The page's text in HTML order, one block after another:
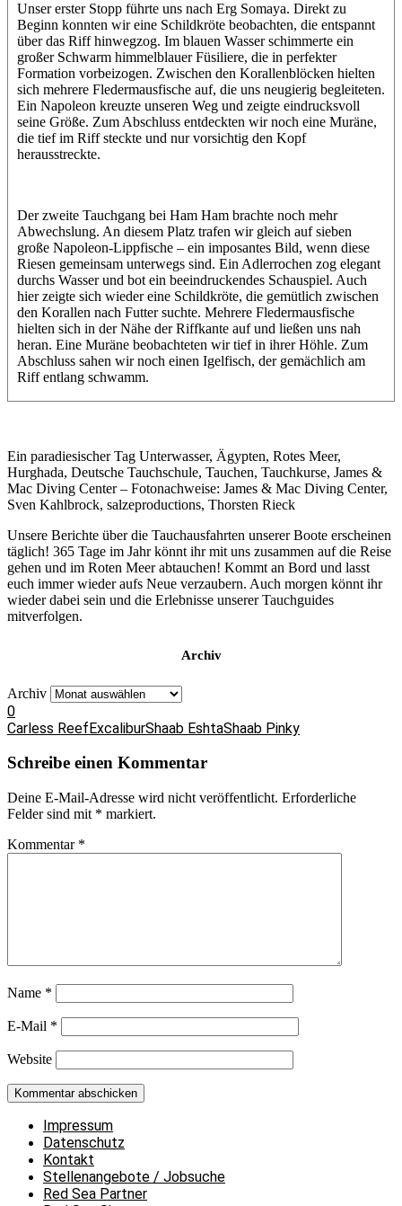
Unser erster Stopp führte uns nach Erg Somaya. Direkt zu
Beginn konnten wir eine Schildkröte beobachten, die entspannt
über das Riff hinwegzog. Im blauen Wasser schimmerte ein
großer Schwarm himmelblauer Füsiliere, die in perfekter
Formation vorbeizogen. Zwischen den Korallenblöcken hielten
sich mehrere Fledermausfische auf, die uns neugierig begleiteten.
Ein Napoleon kreuzte unseren Weg und zeigte eindrucksvoll
seine Größe. Zum Abschluss entdeckten wir noch eine Muräne,
die tief im Riff steckte und nur vorsichtig den Kopf
herausstreckte.
Der zweite Tauchgang bei Ham Ham brachte noch mehr
Abwechslung. An diesem Platz trafen wir gleich auf sieben
große Napoleon-Lippfische – ein imposantes Bild, wenn diese
Riesen gemeinsam unterwegs sind. Ein Adlerrochen zog elegant
durchs Wasser und bot ein beeindruckendes Schauspiel. Auch
hier zeigte sich wieder eine Schildkröte, die gemütlich zwischen
den Korallen nach Futter suchte. Mehrere Fledermausfische
hielten sich in der Nähe der Riffkante auf und ließen uns nah
heran. Eine Muräne beobachteten wir tief in ihrer Höhle. Zum
Abschluss sahen wir noch einen Igelfisch, der gemächlich am
Riff entlang schwamm.
Ein paradiesischer Tag Unterwasser, Ägypten, Rotes Meer,
Hurghada, Deutsche Tauchschule, Tauchen, Tauchkurse, James &
Mac Diving Center – Fotonachweise: James & Mac Diving Center,
Sven Kahlbrock, salzeproductions, Thorsten Rieck
Unsere Berichte über die Tauchausfahrten unserer Boote erscheinen
täglich! 365 Tage im Jahr könnt ihr mit uns zusammen auf die Reise
gehen und im Roten Meer abtauchen! Kommt an Bord und lasst
euch immer wieder aufs Neue verzaubern. Auch morgen könnt ihr
wieder dabei sein und die Erlebnisse unserer Tauchguides
mitverfolgen.
Archiv
Archiv
0
Carless ReefExcaliburShaab EshtaShaab Pinky
Schreibe einen Kommentar
Deine E-Mail-Adresse wird nicht veröffentlicht. Erforderliche
Felder sind mit * markiert.
Kommentar *
Name *
E-Mail *
Website
Impressum
Datenschutz
Kontakt
Stellenangebote / Jobsuche
Red Sea Partner